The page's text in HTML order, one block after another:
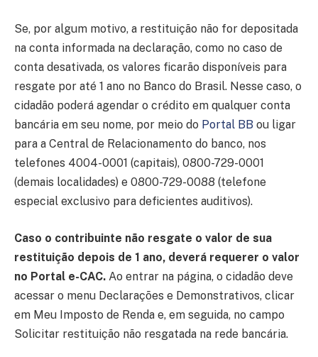
Se, por algum motivo, a restituição não for depositada
na conta informada na declaração, como no caso de
conta desativada, os valores ficarão disponíveis para
resgate por até 1 ano no Banco do Brasil. Nesse caso, o
cidadão poderá agendar o crédito em qualquer conta
bancária em seu nome, por meio do Portal BB ou ligar
para a Central de Relacionamento do banco, nos
telefones 4004-0001 (capitais), 0800-729-0001
(demais localidades) e 0800-729-0088 (telefone
especial exclusivo para deficientes auditivos).
Caso o contribuinte não resgate o valor de sua
restituição depois de 1 ano, deverá requerer o valor
no Portal e-CAC. Ao entrar na página, o cidadão deve
acessar o menu Declarações e Demonstrativos, clicar
em Meu Imposto de Renda e, em seguida, no campo
Solicitar restituição não resgatada na rede bancária.